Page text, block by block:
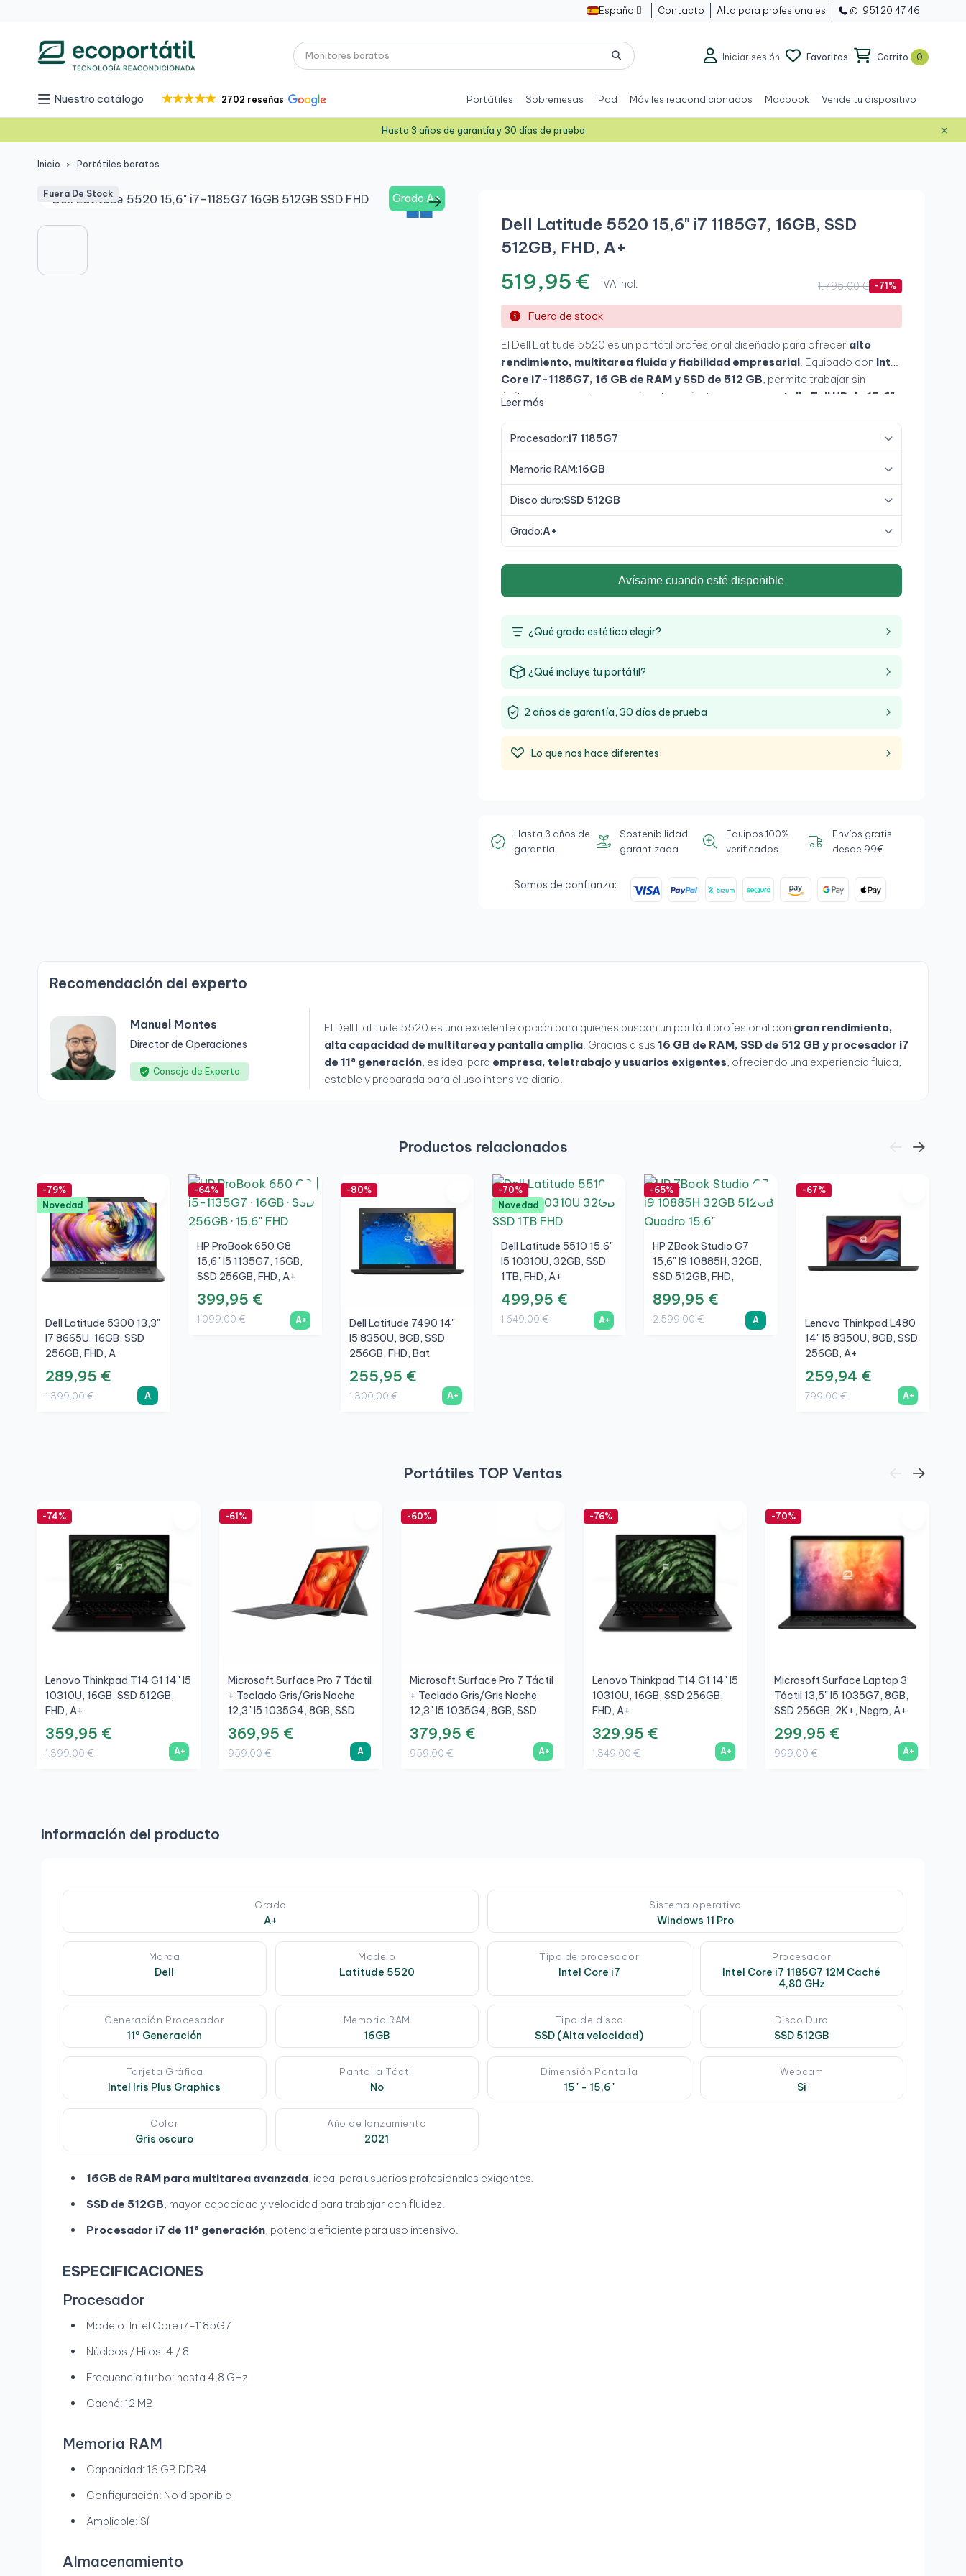
Español  Contacto Alta para profesionales 951 20 47 46
Iniciar sesión Favoritos Carrito 0
Nuestro catálogo 2702 reseñas Portátiles Sobremesas iPad Móviles reacondicionados Macbook Vende tu dispositivo
Hasta 3 años de garantía y 30 días de prueba ×
Inicio Portátiles baratos
Grado A+
Fuera De Stock
Dell Latitude 5520 15,6" i7 1185G7, 16GB, SSD
512GB, FHD, A+
519,95 € IVA incl. 1.795,00 € -71%
Fuera de stock
El Dell Latitude 5520 es un portátil profesional diseñado para ofrecer alto
rendimiento, multitarea fluida y fiabilidad empresarial. Equipado con Intel
Core i7-1185G7, 16 GB de RAM y SSD de 512 GB, permite trabajar sin
limitaciones en entornos exigentes, mientras que su
pantalla Full HD de 15,6"
Leer más
Procesador:i7 1185G7
Memoria RAM:16GB
Disco duro:SSD 512GB
Grado:A+
Avísame cuando esté disponible
¿Qué grado estético elegir?
¿Qué incluye tu portátil?
2 años de garantía, 30 días de prueba
Lo que nos hace diferentes
Hasta 3 años de
garantía
Sostenibilidad
garantizada
Equipos 100%
verificados
Envíos gratis
desde 99€
Somos de confianza:
Recomendación del experto
Manuel Montes
Director de Operaciones
Consejo de Experto
El Dell Latitude 5520 es una excelente opción para quienes buscan un portátil profesional con gran rendimiento,
alta capacidad de multitarea y pantalla amplia. Gracias a sus 16 GB de RAM, SSD de 512 GB y procesador i7
de 11ª generación, es ideal para empresa, teletrabajo y usuarios exigentes, ofreciendo una experiencia fluida,
estable y preparada para el uso intensivo diario.
Productos relacionados
-79%
Novedad
Dell Latitude 5300 13,3"
I7 8665U, 16GB, SSD
256GB, FHD, A
289,95 €
1.399,00 € A
-64%
HP ProBook 650 G8
15,6" I5 1135G7, 16GB,
SSD 256GB, FHD, A+
399,95 €
1.099,00 € A+
-80%
Dell Latitude 7490 14"
I5 8350U, 8GB, SSD
256GB, FHD, Bat.
Nueva, A+
255,95 €
1.300,00 € A+
-70%
Novedad
Dell Latitude 5510 15,6"
I5 10310U, 32GB, SSD
1TB, FHD, A+
499,95 €
1.649,00 € A+
-65%
HP ZBook Studio G7
15,6" I9 10885H, 32GB,
SSD 512GB, FHD,
NVIDIA Quadro T2000
Max-Q 4GB, A
899,95 €
2.599,00 € A
-67%
Lenovo Thinkpad L480
14" I5 8350U, 8GB, SSD
256GB, A+
259,94 €
799,00 € A+
Portátiles TOP Ventas
-74%
Lenovo Thinkpad T14 G1 14" I5
10310U, 16GB, SSD 512GB,
FHD, A+
359,95 €
1.399,00 € A+
-61%
Microsoft Surface Pro 7 Táctil
+ Teclado Gris/Gris Noche
12,3" I5 1035G4, 8GB, SSD
256GB, 3K, A
369,95 €
959,00 € A
-60%
Microsoft Surface Pro 7 Táctil
+ Teclado Gris/Gris Noche
12,3" I5 1035G4, 8GB, SSD
256GB, 3K, A+
379,95 €
959,00 € A+
-76%
Lenovo Thinkpad T14 G1 14" I5
10310U, 16GB, SSD 256GB,
FHD, A+
329,95 €
1.349,00 € A+
-70%
Microsoft Surface Laptop 3
Táctil 13,5" I5 1035G7, 8GB,
SSD 256GB, 2K+, Negro, A+
299,95 €
999,00 € A+
Información del producto
Grado
A+
Sistema operativo
Windows 11 Pro
Marca
Dell
Modelo
Latitude 5520
Tipo de procesador
Intel Core i7
Procesador
Intel Core i7 1185G7 12M Caché
4,80 GHz
Generación Procesador
11º Generación
Memoria RAM
16GB
Tipo de disco
SSD (Alta velocidad)
Disco Duro
SSD 512GB
Tarjeta Gráfica
Intel Iris Plus Graphics
Pantalla Táctil
No
Dimensión Pantalla
15" - 15,6"
Webcam
Si
Color
Gris oscuro
Año de lanzamiento
2021
16GB de RAM para multitarea avanzada, ideal para usuarios profesionales exigentes.
SSD de 512GB, mayor capacidad y velocidad para trabajar con fluidez.
Procesador i7 de 11ª generación, potencia eficiente para uso intensivo.
ESPECIFICACIONES
Procesador
Modelo: Intel Core i7-1185G7
Núcleos / Hilos: 4 / 8
Frecuencia turbo: hasta 4,8 GHz
Caché: 12 MB
Memoria RAM
Capacidad: 16 GB DDR4
Configuración: No disponible
Ampliable: Sí
Almacenamiento